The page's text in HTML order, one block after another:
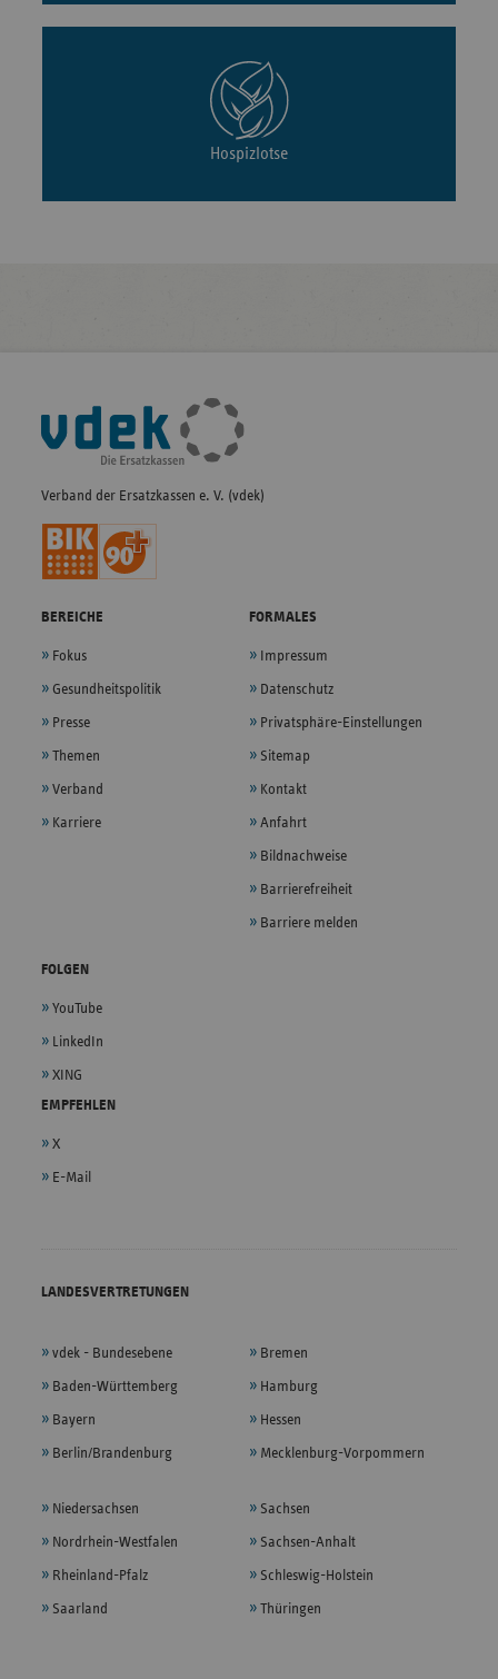
Hospizlotse
Fußleisten-
Navigation
Verband der Ersatzkassen e. V. (vdek)
BEREICHE
Fokus
Gesundheitspolitik
Presse
Themen
Verband
Karriere
FORMALES
Impressum
Datenschutz
Privatsphäre-Einstellungen
Sitemap
Kontakt
Anfahrt
Bildnachweise
Barrierefreiheit
Barriere melden
FOLGEN
YouTube
LinkedIn
XING
EMPFEHLEN
X
E-Mail
LANDESVERTRETUNGEN
vdek - Bundesebene
Baden-Württemberg
Bayern
Berlin/Brandenburg
Bremen
Hamburg
Hessen
Mecklenburg-Vorpommern
Niedersachsen
Nordrhein-Westfalen
Rheinland-Pfalz
Saarland
Sachsen
Sachsen-Anhalt
Schleswig-Holstein
Thüringen